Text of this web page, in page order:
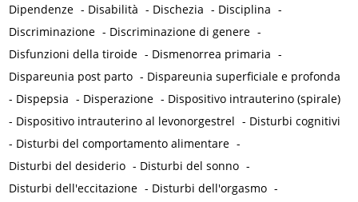
Dipendenze - Disabilità - Dischezia - Disciplina -
Discriminazione - Discriminazione di genere -
Disfunzioni della tiroide - Dismenorrea primaria -
Dispareunia post parto - Dispareunia superficiale e profonda
- Dispepsia - Disperazione - Dispositivo intrauterino (spirale)
- Dispositivo intrauterino al levonorgestrel - Disturbi cognitivi
- Disturbi del comportamento alimentare -
Disturbi del desiderio - Disturbi del sonno -
Disturbi dell'eccitazione - Disturbi dell'orgasmo -